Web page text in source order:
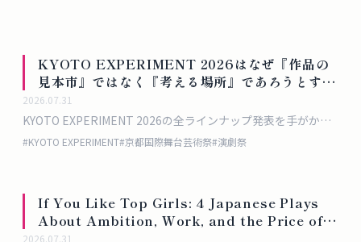
掲
示
板
ル
KYOTO EXPERIMENT 2026はなぜ『作品の
見本市』ではなく『考える場所』であろうとする
のか
2026.07.31
KYOTO EXPERIMENT 2026の全ラインナップ発表を手がかり
に、国際舞台芸術祭がいま何に抗い、どのように関西に根を張
#KYOTO EXPERIMENT#京都国際舞台芸術祭#演劇祭
If You Like Top Girls: 4 Japanese Plays
About Ambition, Work, and the Price of
Female Success
2026.07.31